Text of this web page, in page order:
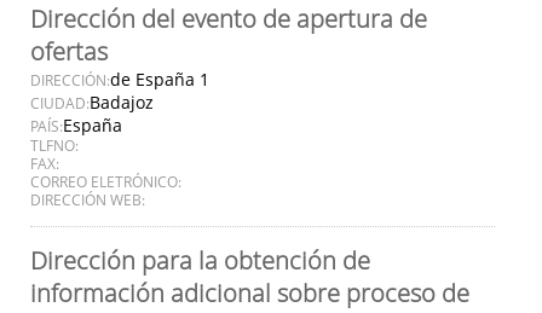
Dirección del evento de apertura de
ofertas
DIRECCIÓN:de España 1
CIUDAD:Badajoz
PAÍS:España
TLFNO:
FAX:
CORREO ELETRÓNICO:
DIRECCIÓN WEB:
Dirección para la obtención de
información adicional sobre proceso de